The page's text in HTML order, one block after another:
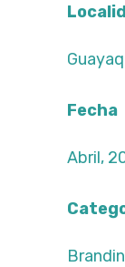
Fecha
Abril,